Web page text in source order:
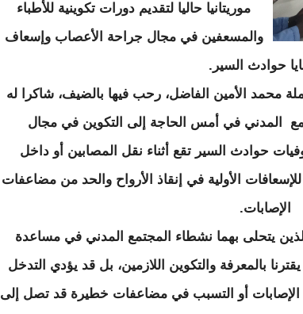
موريتانيا حاليا لتقديم دورات تكوينية للأطباء
والمسعفين في مجال جراحة الأعصاب وإسعاف
حوادث السير.
محمد الأمين الفاضل، رحب فيها بالضيف، شاكرا له
المدني في أمس الحاجة إلى التكوين في مجال
حيث أن 60% من وفيات حوادث السير تقع أثناء نقل المصابين أو داخل
الأولية في إنقاذ الأرواح والحد من مضاعفات
الإصابات.
يتحلى بهما نشطاء المجتمع المدني في مساعدة
بالمعرفة والتكوين اللازمين، بل قد يؤدي التدخل
الإصابات أو التسبب في مضاعفات خطيرة قد تصل إلى